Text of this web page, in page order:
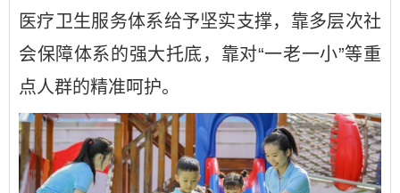
医疗卫生服务体系给予坚实支撑，靠多层次社
会保障体系的强大托底，靠对“一老一小”等重
点人群的精准呵护。